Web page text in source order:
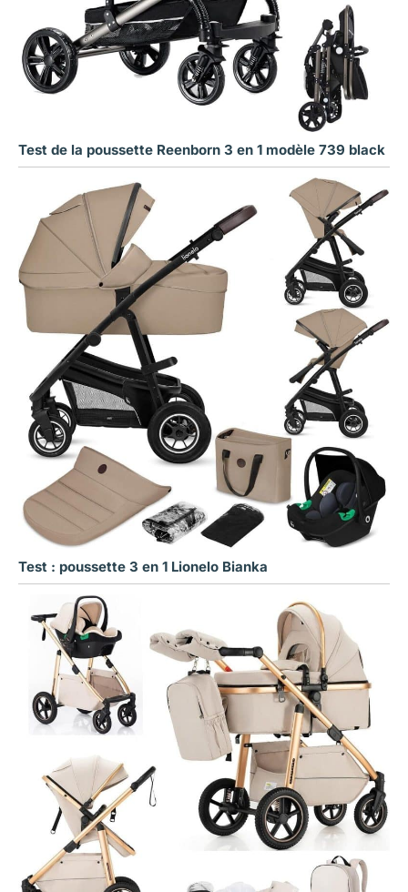
Test de la poussette Reenborn 3 en 1 modèle 739 black
Test : poussette 3 en 1 Lionelo Bianka